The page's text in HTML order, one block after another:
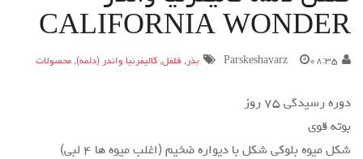
CALIFORNIA WONDER
Parskeshavarz ۰۸:۳۵ بذر, فلفل, کالیفرنیا واندر (دلمه), محصولات
دوره رسیدگی ۷۵ روز
بوته قوی
شکل میوه بلوکی شکل با دیواره ضخیم (اغلب میوه ها ۴ لبی)